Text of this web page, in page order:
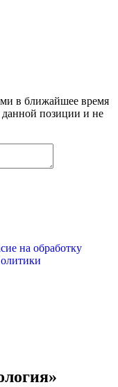
в ближайшее время
позиции и не
на обработку